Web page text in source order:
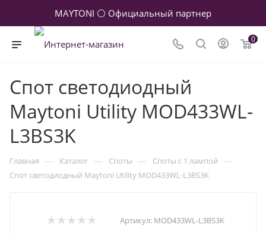
MAYTONI ⚪ Официальный партнер
0
Спот светодиодный
Maytoni Utility MOD433WL-
L3BS3K
Главная — Каталог — Споты — Споты с 1 лампой —
Спот светодиодный Maytoni Utility MOD433WL-L3BS3K
Артикул: MOD433WL-L3BS3K